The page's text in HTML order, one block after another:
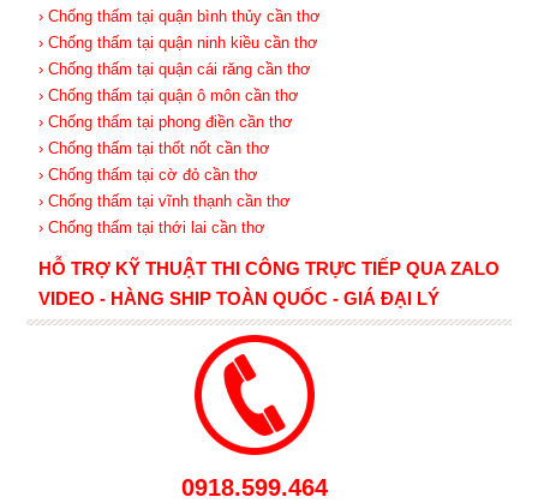
› Chống thấm tại quận bình thủy cần thơ
› Chống thấm tại quận ninh kiều cần thơ
› Chống thấm tại quận cái răng cần thơ
› Chống thấm tại quận ô môn cần thơ
› Chống thấm tại phong điền cần thơ
› Chống thấm tại thốt nốt cần thơ
› Chống thấm tại cờ đỏ cần thơ
› Chống thấm tại vĩnh thạnh cần thơ
› Chống thấm tại thới lai cần thơ
HỖ TRỢ KỸ THUẬT THI CÔNG TRỰC TIẾP QUA ZALO
VIDEO - HÀNG SHIP TOÀN QUỐC - GIÁ ĐẠI LÝ
0918.599.464